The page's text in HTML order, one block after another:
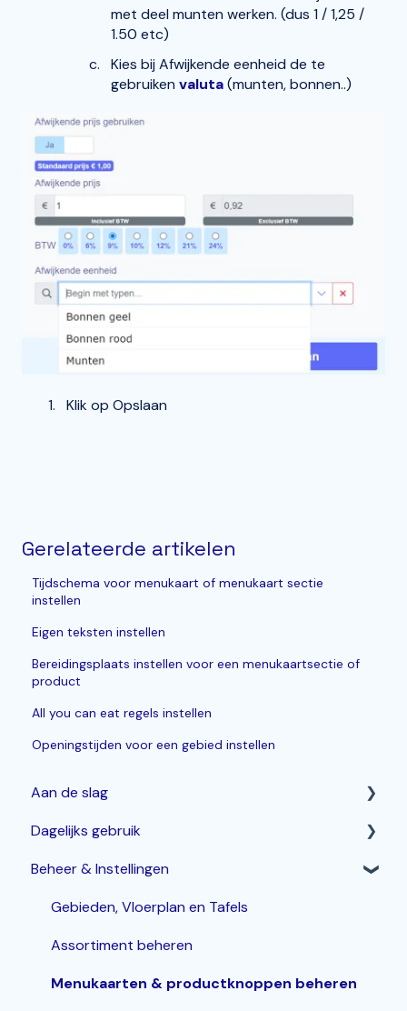
met deel munten werken. (dus 1 / 1,25 /
1.50 etc)
Kies bij Afwijkende eenheid de te
gebruiken valuta(munten, bonnen..)
Klik op Opslaan
Gerelateerde artikelen
Tijdschema voor menukaart of menukaart sectie
instellen
Eigen teksten instellen
Bereidingsplaats instellen voor een menukaartsectie of
product
All you can eat regels instellen
Openingstijden voor een gebied instellen
Aan de slag
Horeca Kassasysteem
Webshop: Afhaal- en Bezorgen
Bestelzuil en Kiosk-QR
Dagelijks gebruik
Betalen & corrigeren
Bestellingen invoeren & bewerken
Korting
Inloggen, In- en Uitklokken
Beheer & Instellingen
Gebieden, Vloerplan en Tafels
Assortiment beheren
Menukaarten & productknoppen beheren